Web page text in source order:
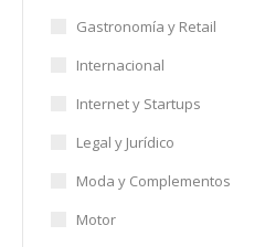
Gastronomía y Retail
Internacional
Internet y Startups
Legal y Jurídico
Moda y Complementos
Motor